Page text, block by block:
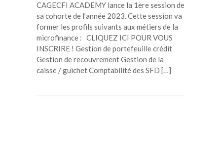
CAGECFI ACADEMY lance la 1ère session de
sa cohorte de l’année 2023. Cette session va
former les profils suivants aux métiers de la
microfinance : CLIQUEZ ICI POUR VOUS
INSCRIRE ! Gestion de portefeuille crédit
Gestion de recouvrement Gestion de la
caisse / guichet Comptabilité des SFD […]